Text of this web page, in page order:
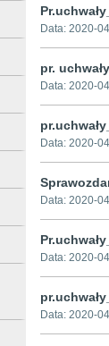
Data: 2020-
pr.
Data: 2020-
Data: 2020-
Data: 2020-
Data: 2020-
Data: 2020-